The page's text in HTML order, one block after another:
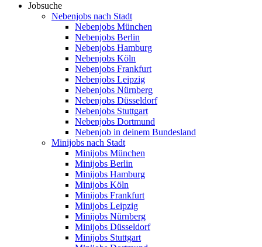
Jobsuche
Nebenjobs nach Stadt
Nebenjobs München
Nebenjobs Berlin
Nebenjobs Hamburg
Nebenjobs Köln
Nebenjobs Frankfurt
Nebenjobs Leipzig
Nebenjobs Nürnberg
Nebenjobs Düsseldorf
Nebenjobs Stuttgart
Nebenjobs Dortmund
Nebenjob in deinem Bundesland
Minijobs nach Stadt
Minijobs München
Minijobs Berlin
Minijobs Hamburg
Minijobs Köln
Minijobs Frankfurt
Minijobs Leipzig
Minijobs Nürnberg
Minijobs Düsseldorf
Minijobs Stuttgart